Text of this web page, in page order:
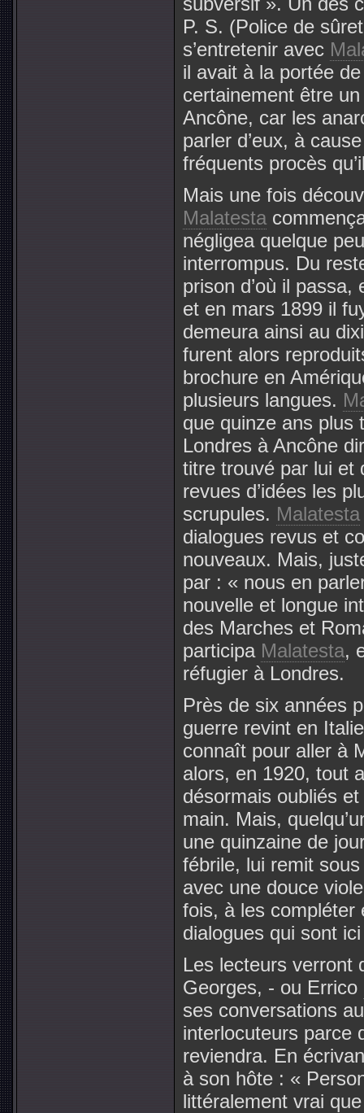
P. S. (Police de
s’entretenir avec
il avait à la portée
certainement être
Ancône, car les
parler d’eux, à
fréquents procès
Mais une fois
Malatesta
négligea quelque
interrompus. Du
prison d’où il
et en mars 1899 il
demeura ainsi au
furent alors
brochure en
plusieurs langues.
que quinze ans plus
Londres à Ancône
titre trouvé par lui et
revues d’idées les
scrupules. Malatesta
dialogues revus et
nouveaux. Mais,
par : « nous en
nouvelle et longue
des Marches et
participa Malatesta,
réfugier à Londres.
Près de six années
guerre revint en
connaît pour aller à
alors, en 1920, tout
désormais oubliés
main. Mais,
une quinzaine de
fébrile, lui remit
avec une douce
fois, à les compléter
dialogues qui sont
Les lecteurs verront
Georges, - ou Errico
ses conversations
interlocuteurs parce
reviendra. En
à son hôte : «
littéralement vrai